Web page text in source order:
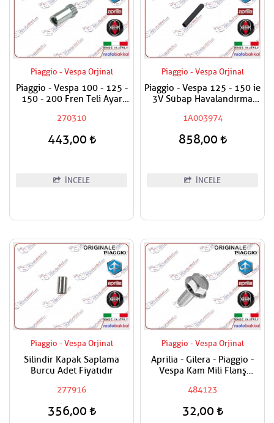
Piaggio - Vespa Orjinal
Piaggio - Vespa 100 - 125 -
150 - 200 Fren Teli Ayar
270310
443,00
İNCELE
Piaggio - Vespa Orjinal
Piaggio - Vespa 125 - 150 ie
3V Sübap Havalandırma
1A003974
858,00
İNCELE
Piaggio - Vespa Orjinal
Silindir Kapak Saplama
Burcu Adet Fiyatıdır
277916
356,00
Piaggio - Vespa Orjinal
Aprilia - Gilera - Piaggio -
Vespa Kam Mili Flanş
484123
32,00